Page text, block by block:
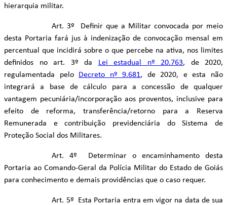
hierarquia militar.
Art. 3º Definir que a Militar convocada por meio
desta Portaria fará jus à indenização de convocação mensal em
percentual que incidirá sobre o que percebe na ativa, nos limites
definidos no art. 3º da
Lei estadual nº 20.763, de 2020,
regulamentada pelo
Decreto nº 9.681, de 2020, e esta não
integrará a base de cálculo para a concessão de qualquer
vantagem pecuniária/incorporação aos proventos, inclusive para
efeito de reforma, transferência/retorno para a Reserva
Remunerada e contribuição previdenciária do Sistema de
Proteção Social dos Militares.
Art. 4º Determinar o encaminhamento desta
Portaria ao Comando-Geral da Polícia Militar do Estado de Goiás
para conhecimento e demais providências que o caso requer.
Art. 5º Esta Portaria entra em vigor na data de sua